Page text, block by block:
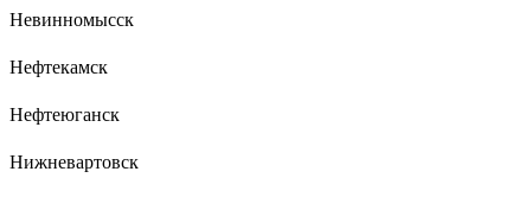
Невинномысск
Нефтекамск
Нефтеюганск
Нижневартовск